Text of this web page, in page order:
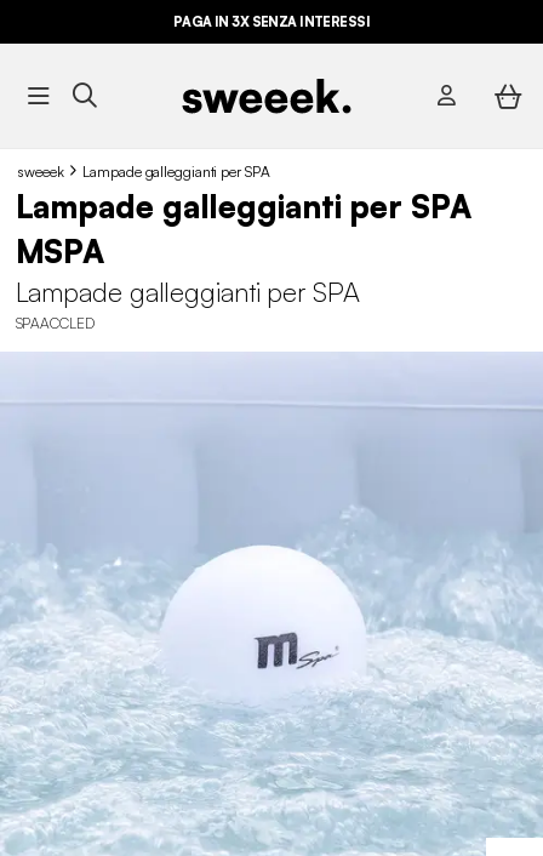
PAGA IN 3X SENZA INTERESSI
sweeek Lampade galleggianti per SPA
Lampade galleggianti per SPA
MSPA
Lampade galleggianti per SPA
SPAACCLED